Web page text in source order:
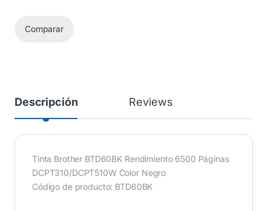
Comparar
Descripción Reviews
Tinta Brother BTD60BK Rendimiento 6500 Páginas
DCPT310/DCPT510W Color Negro
Código de producto: BTD60BK